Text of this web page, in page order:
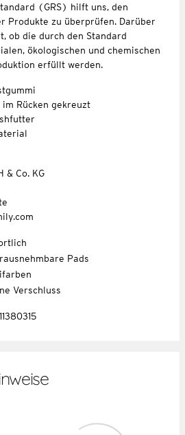
(GRS) hilft uns, den
Produkte zu überprüfen. Darüber
ob die durch den Standard
ökologischen und chemischen
erfüllt werden.
Rücken gekreuzt
& Co. KG
Pads
Verschluss